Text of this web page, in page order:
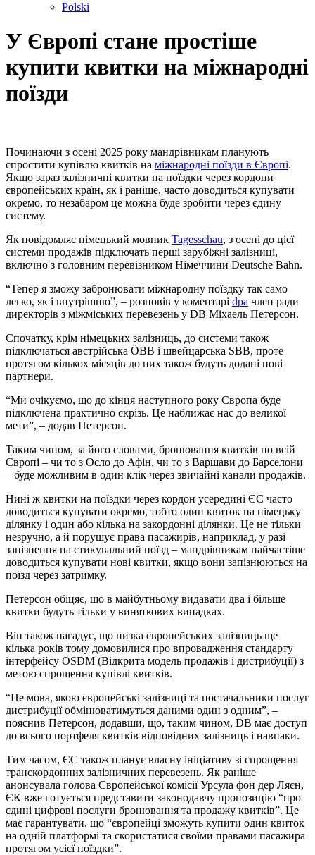
Polski
У Європі стане простіше
купити квитки на міжнародні
поїзди
Починаючи з осені 2025 року мандрівникам планують
спростити купівлю квитків на міжнародні поїзди в Європі.
Якщо зараз залізничні квитки на поїздки через кордони
європейських країн, як і раніше, часто доводиться купувати
окремо, то незабаром це можна буде зробити через єдину
систему.
Як повідомляє німецький мовник Tagesschau, з осені до цієї
системи продажів підключать перші зарубіжні залізниці,
включно з головним перевізником Німеччини Deutsche Bahn.
“Тепер я зможу забронювати міжнародну поїздку так само
легко, як і внутрішню”, – розповів у коментарі dpa член ради
директорів з міжміських перевезень у DB Міхаель Петерсон.
Спочатку, крім німецьких залізниць, до системи також
підключаться австрійська ÖBB і швейцарська SBB, проте
протягом кількох місяців до них також будуть додані нові
партнери.
“Ми очікуємо, що до кінця наступного року Європа буде
підключена практично скрізь. Це наближає нас до великої
мети”, – додав Петерсон.
Таким чином, за його словами, бронювання квитків по всій
Європі – чи то з Осло до Афін, чи то з Варшави до Барселони
– буде можливим в один клік через звичайні канали продажів.
Нині ж квитки на поїздки через кордон усередині ЄС часто
доводиться купувати окремо, тобто один квиток на німецьку
ділянку і один або кілька на закордонні ділянки. Це не тільки
незручно, а й порушує права пасажирів, наприклад, у разі
запізнення на стикувальний поїзд – мандрівникам найчастіше
доводиться купувати нові квитки, якщо вони запізнюються на
поїзд через затримку.
Петерсон обіцяє, що в майбутньому видавати два і більше
квитки будуть тільки у виняткових випадках.
Він також нагадує, що низка європейських залізниць ще
кілька років тому домовилися про впровадження стандарту
інтерфейсу OSDM (Відкрита модель продажів і дистрибуції) з
метою спрощення купівлі квитків.
“Це мова, якою європейські залізниці та постачальники послуг
дистрибуції обмінюватимуться даними один з одним”, –
пояснив Петерсон, додавши, що, таким чином, DB має доступ
до всього портфеля квитків відповідних залізниць і навпаки.
Тим часом, ЄС також планує власну ініціативу зі спрощення
транскордонних залізничних перевезень. Як раніше
анонсувала голова Європейської комісії Урсула фон дер Ляєн,
ЄК вже готується представити законодавчу пропозицію “про
єдині цифрові послуги бронювання та продажу квитків”. Це
має гарантувати, що “європейці зможуть купити один квиток
на одній платформі та скористатися своїми правами пасажира
протягом усієї поїздки”.